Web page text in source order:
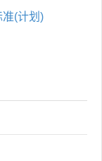
(计划)